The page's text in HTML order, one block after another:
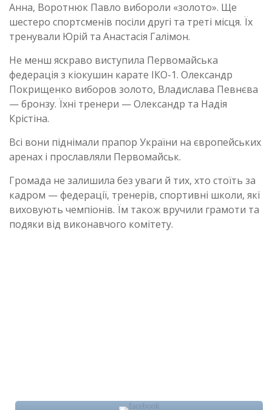
Анна, Воротнюк Павло вибороли «золото». Ще
шестеро спортсменів посіли другі та треті місця. Їх
тренували Юрій та Анастасія Галімон.
Не менш яскраво виступила Первомайська
федерація з кіокушин карате ІКО-1. Олександр
Покрищенко виборов золото, Владислава Певнєва
— бронзу. Їхні тренери — Олександр та Надія
Крістіна.
Всі вони піднімали прапор України на європейських
аренах і прославляли Первомайськ.
Громада не залишила без уваги й тих, хто стоїть за
кадром — федерації, тренерів, спортивні школи, які
виховують чемпіонів. Їм також вручили грамоти та
подяки від виконавчого комітету.